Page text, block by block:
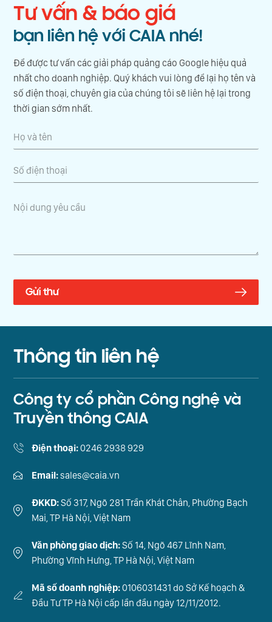
Tư vấn & báo giá
bạn liên hệ với CAIA nhé!
Để được tư vấn các giải pháp quảng cáo Google hiệu quả
nhất cho doanh nghiệp. Quý khách vui lòng để lại họ tên và
số điện thoại, chuyên gia của chúng tôi sẽ liên hệ lại trong
thời gian sớm nhất.
Thông tin liên hệ
Công ty cổ phần Công nghệ và
Truyền thông CAIA
Điện thoại:0246 2938 929
Email:sales@caia.vn
ĐKKD:Số 317, Ngõ 281 Trần Khát Chân, Phường Bạch
Mai, TP Hà Nội, Việt Nam
Văn phòng giao dịch:Số 14, Ngõ 467 Lĩnh Nam,
Phường Vĩnh Hưng, TP Hà Nội, Việt Nam
Mã số doanh nghiệp:0106031431 do Sở Kế hoạch &
Đầu Tư TP Hà Nội cấp lần đầu ngày 12/11/2012.